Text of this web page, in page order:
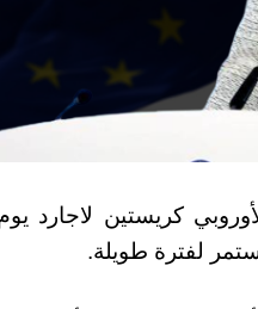
كريستين
لفترة طويلة.